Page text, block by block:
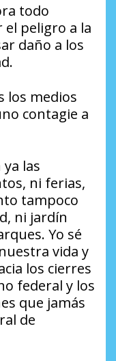
todo
peligro a la
daño a los
los medios
contagie a
las
ni ferias,
tampoco
ni jardín
Yo sé
vida y
los cierres
federal y los
que jamás
de